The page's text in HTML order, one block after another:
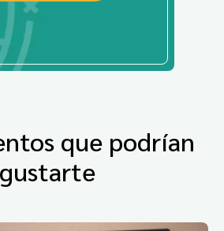
que podrían
gustarte